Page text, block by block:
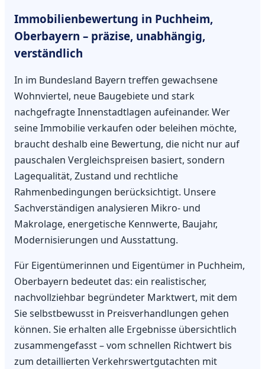
Immobilienbewertung in Puchheim,
Oberbayern – präzise, unabhängig,
verständlich
In im Bundesland Bayern treffen gewachsene
Wohnviertel, neue Baugebiete und stark
nachgefragte Innenstadtlagen aufeinander. Wer
seine Immobilie verkaufen oder beleihen möchte,
braucht deshalb eine Bewertung, die nicht nur auf
pauschalen Vergleichspreisen basiert, sondern
Lagequalität, Zustand und rechtliche
Rahmenbedingungen berücksichtigt. Unsere
Sachverständigen analysieren Mikro- und
Makrolage, energetische Kennwerte, Baujahr,
Modernisierungen und Ausstattung.
Für Eigentümerinnen und Eigentümer in Puchheim,
Oberbayern bedeutet das: ein realistischer,
nachvollziehbar begründeter Marktwert, mit dem
Sie selbstbewusst in Preisverhandlungen gehen
können. Sie erhalten alle Ergebnisse übersichtlich
zusammengefasst – vom schnellen Richtwert bis
zum detaillierten Verkehrswertgutachten mit